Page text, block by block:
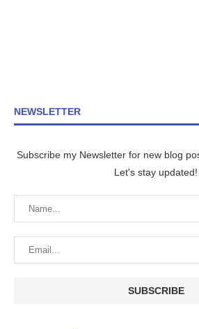
NEWSLETTER
Subscribe my Newsletter for new blog
Let's stay updated!